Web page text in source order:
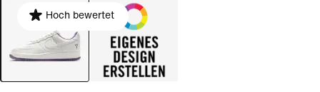
Hoch bewertet